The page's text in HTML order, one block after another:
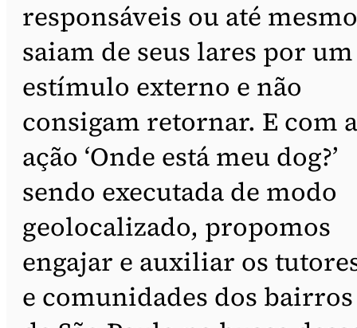
responsáveis ou até mesmo
saiam de seus lares por um
estímulo externo e não
consigam retornar. E com a
ação ‘Onde está meu dog?’
sendo executada de modo
geolocalizado, propomos
engajar e auxiliar os
e comunidades dos bairros